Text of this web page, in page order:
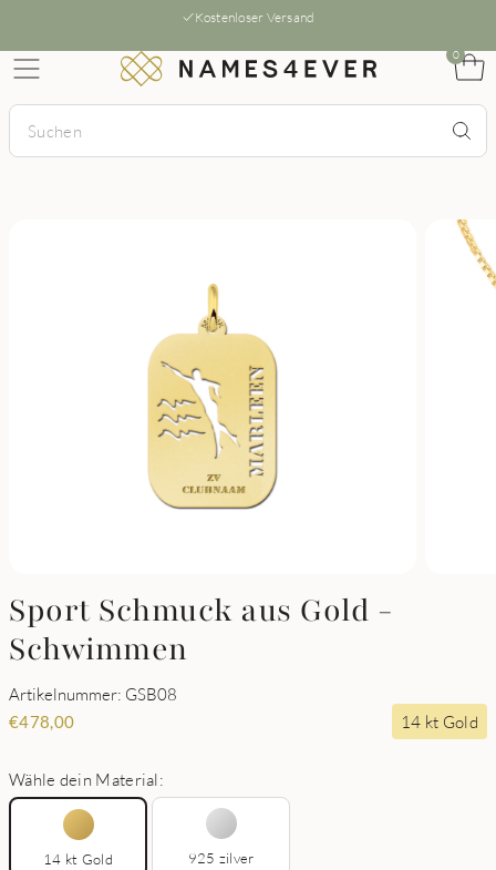
Kostenloser Versand
0
Sport Schmuck aus Gold -
Schwimmen
Artikelnummer: GSB08
€478,00 14 kt Gold
Wähle dein Material:
14 kt Gold 925 zilver